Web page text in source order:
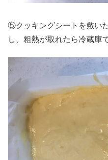
⑤クッキングシートを敷い
し、粗熱が取れたら冷蔵庫